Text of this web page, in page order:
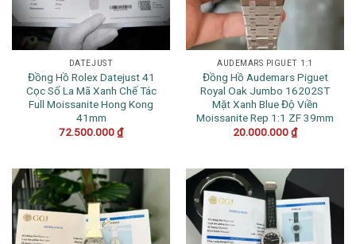
DATEJUST
Đồng Hồ Rolex Datejust 41
Cọc Số La Mã Xanh Chế Tác
Full Moissanite Hong Kong
41mm
72.500.000₫
AUDEMARS PIGUET 1:1
Đồng Hồ Audemars Piguet
Royal Oak Jumbo 16202ST
Mặt Xanh Blue Độ Viền
Moissanite Rep 1:1 ZF 39mm
20.000.000₫